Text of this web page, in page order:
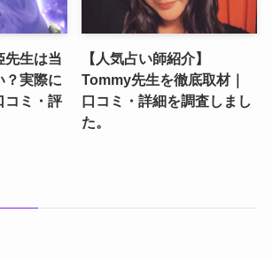
先生は当
？実際に
コミ・評
【人気占い師紹介】
Tommy先生を徹底取材｜
口コミ・詳細を調査しまし
た。